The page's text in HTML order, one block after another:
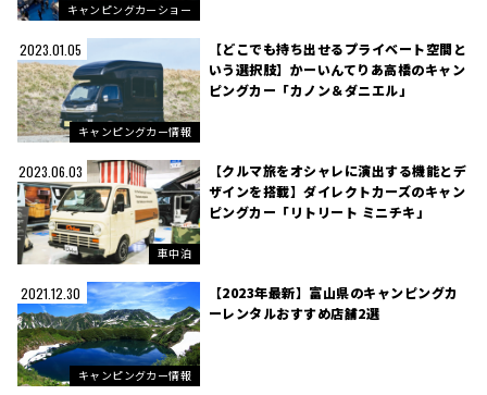
キャンピングカーショー
2023.01.05
キャンピングカー情報
【どこでも持ち出せるプライベート空間と
いう選択肢】かーいんてりあ高橋のキャン
ピングカー「カノン＆ダニエル」
2023.06.03
車中泊
【クルマ旅をオシャレに演出する機能とデ
ザインを搭載】ダイレクトカーズのキャン
ピングカー「リトリート ミニチキ」
2021.12.30
キャンピングカー情報
【2023年最新】富山県のキャンピングカ
ーレンタルおすすめ店舗2選